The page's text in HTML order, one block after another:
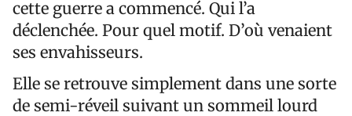
cette guerre a commencé. Qui l’a
déclenchée. Pour quel motif. D’où venaient
ses envahisseurs.
Elle se retrouve simplement dans une sorte
de semi-réveil suivant un sommeil lourd